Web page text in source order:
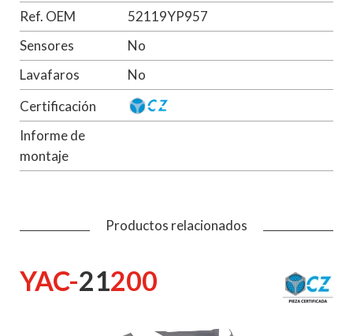
Ref. OEM
52119YP957
Sensores
No
Lavafaros
No
Certificación
Informe de
montaje
Productos relacionados
YAC-21200